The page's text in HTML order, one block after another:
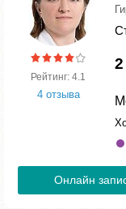
Рейтинг: 4.1
4 отзыва
Онлайн